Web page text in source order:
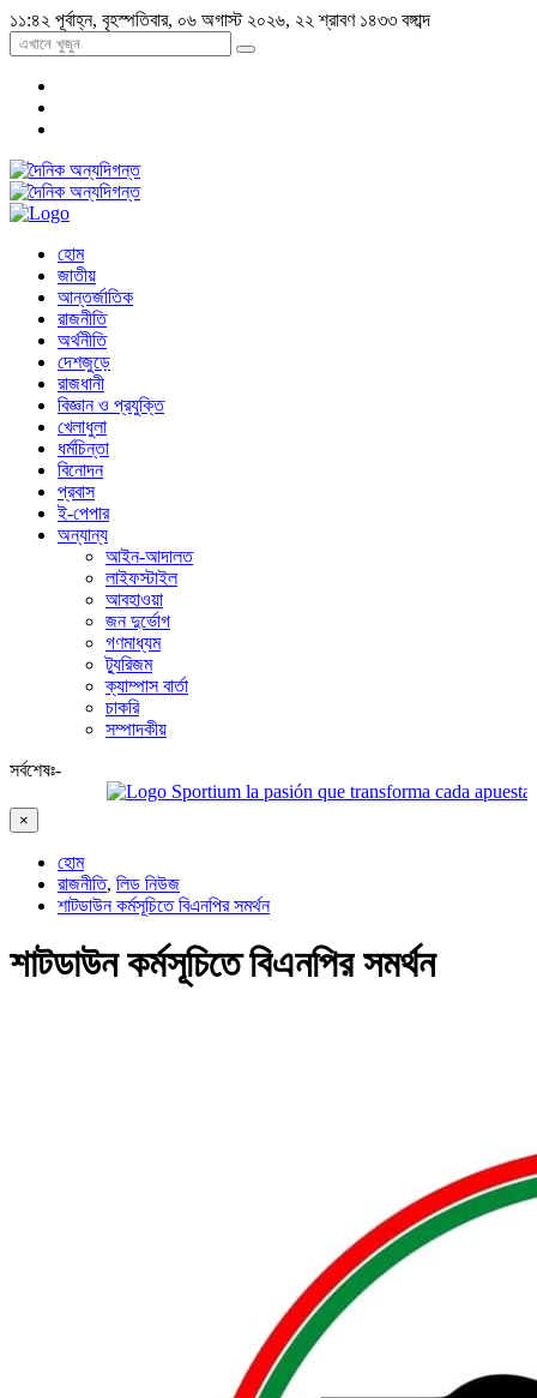
১১:৪২ পূর্বাহ্ন, বৃহস্পতিবার, ০৬ অগাস্ট ২০২৬, ২২ শ্রাবণ ১৪৩৩ বঙ্গাব্দ
হোম
জাতীয়
আন্তর্জাতিক
রাজনীতি
অর্থনীতি
দেশজুড়ে
রাজধানী
বিজ্ঞান ও প্রযুক্তি
খেলাধুলা
ধর্মচিন্তা
বিনোদন
প্রবাস
ই-পেপার
অন্যান্য
আইন-আদালত
লাইফস্টাইল
আবহাওয়া
জন দুর্ভোগ
গণমাধ্যম
ট্যুরিজম
ক্যাম্পাস বার্তা
চাকরি
সম্পাদকীয়
সর্বশেষঃ-
Sportium la pasión que transforma cada apuesta en
×
হোম
রাজনীতি, লিড নিউজ
শাটডাউন কর্মসূচিতে বিএনপির সমর্থন
শাটডাউন কর্মসূচিতে বিএনপির সমর্থন